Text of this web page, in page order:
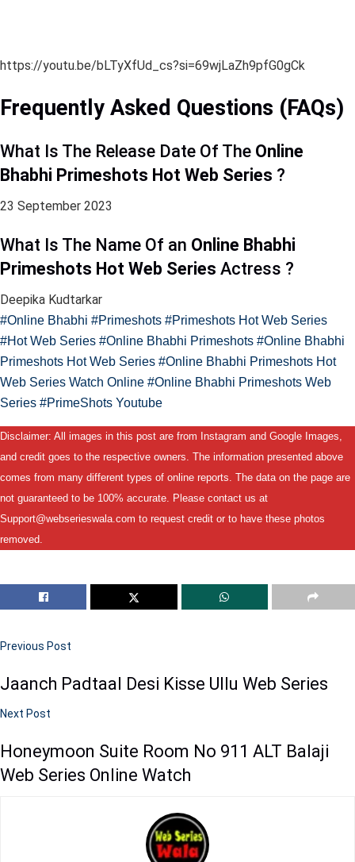
https://youtu.be/bLTyXfUd_cs?si=69wjLaZh9pfG0gCk
Frequently Asked Questions (FAQs)
What Is The Release Date Of The Online
Bhabhi Primeshots Hot Web Series ?
23 September 2023
What Is The Name Of an Online Bhabhi
Primeshots Hot Web Series Actress ?
Deepika Kudtarkar
#Online Bhabhi #Primeshots #Primeshots Hot Web Series
#Hot Web Series #Online Bhabhi Primeshots #Online Bhabhi
Primeshots Hot Web Series #Online Bhabhi Primeshots Hot
Web Series Watch Online #Online Bhabhi Primeshots Web
Series #PrimeShots Youtube
Disclaimer: All images in this post are from Instagram and Google Images,
and credit goes to the respective owners. The information presented above
comes from many different types of online reports. The data on the page are
not guaranteed to be 100% accurate. Please contact us at
Support@webserieswala.com to request credit or to have these photos
removed.
Previous Post
Jaanch Padtaal Desi Kisse Ullu Web Series
Next Post
Honeymoon Suite Room No 911 ALT Balaji
Web Series Online Watch